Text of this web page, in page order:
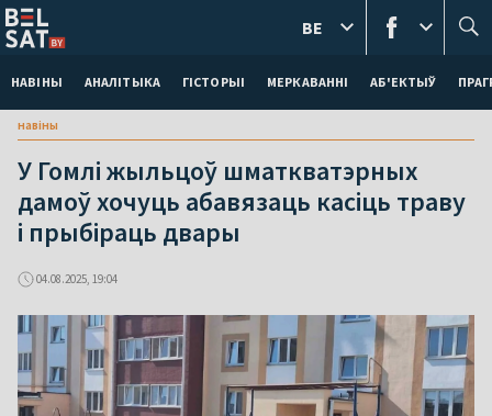
НАВІНЫ АНАЛІТЫКА ГІСТОРЫІ МЕРКАВАННI АБ'ЕКТЫЎ
BE
навіны
У Гомлі жыльцоў шматкватэрных
дамоў хочуць абавязаць касіць траву
і прыбіраць двары
04.08.2025, 19:04